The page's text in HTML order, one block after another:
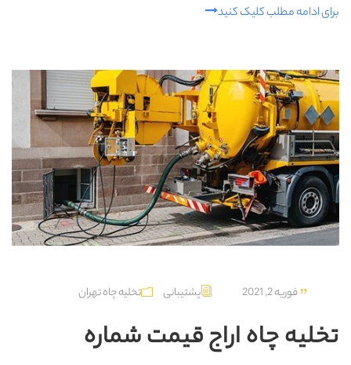
برای ادامه مطلب کلیک کنید
فوریه 2, 2021 پشتیبانی تخلیه چاه تهران
تخلیه چاه اراج قیمت شماره